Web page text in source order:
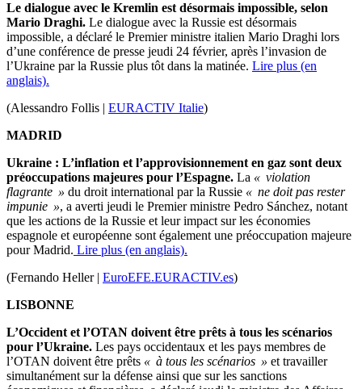
Le dialogue avec le Kremlin est désormais impossible, selon
Mario Draghi. Le dialogue avec la Russie est désormais
impossible, a déclaré le Premier ministre italien Mario Draghi lors
d’une conférence de presse jeudi 24 février, après l’invasion de
l’Ukraine par la Russie plus tôt dans la matinée. Lire plus (en
anglais).
(Alessandro Follis | EURACTIV Italie)
MADRID
Ukraine : L’inflation et l’approvisionnement en gaz sont deux
préoccupations majeures pour l’Espagne. La « violation
flagrante » du droit international par la Russie « ne doit pas rester
impunie », a averti jeudi le Premier ministre Pedro Sánchez, notant
que les actions de la Russie et leur impact sur les économies
espagnole et européenne sont également une préoccupation majeure
pour Madrid. Lire plus (en anglais).
(Fernando Heller | EuroEFE.EURACTIV.es)
LISBONNE
L’Occident et l’OTAN doivent être prêts à tous les scénarios
pour l’Ukraine. Les pays occidentaux et les pays membres de
l’OTAN doivent être prêts « à tous les scénarios » et travailler
simultanément sur la défense ainsi que sur les sanctions